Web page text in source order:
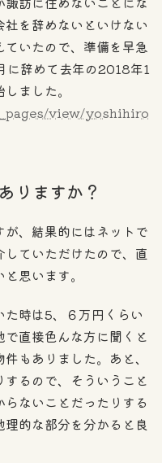
を辞めないといけない
いたので、準備を早急
に辞めて去年の2018年1
ました。
view/yoshihiro
りますか？
、結果的にはネットで
ていただけたので、直
思います。
時は5、６万円くらい
直接色んな方に聞くと
もありました。あと、
るので、そういうこと
ないことだったりする
的な部分を分かると良